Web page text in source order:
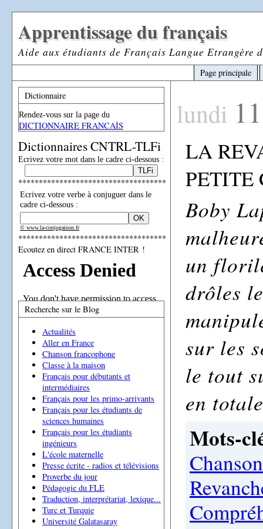
Apprentissage du français
Aide aux étudiants de Français Langue Etrangère
Page principale
Dictionnaire
Rendez-vous sur la page du
DICTIONNAIRE FRANCAİS
Dictionnaires CNTRL-TLFi
Ecrivez votre mot dans le cadre ci-dessous :
************************************
Ecrivez votre verbe à conjuguer dans le
cadre ci-dessous :
© www.la-conjugaison.fr
************************************
Ecoutez en direct FRANCE INTER !
Recherche sur le Blog
Actualités
Aller en France
Chanson francophone
Classe à la maison
Français pour débutants et
intermédiaires
Français pour les primo-arrivants
Français pour les étudiants de
sciences humaines
Français pour les étudiants
ingénieurs
L'école maternelle
Presse écrite - radios et télévisions
Proverbe du jour
Pédagogie du FLE
Traduction, interprétariat, lexique...
Turc et Turquie
Université Galatasaray
lundi 11
LA
PETITE
Boby
un
drôles
sur les
le tout
en
Mots-